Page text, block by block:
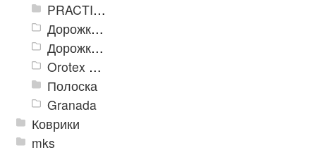
PRACTICAL
Дорожка влаговпитывающая Лидер XL
Дорожки «Фаворит»
Orotex GIN
Полоска
Granada
Коврики
mks